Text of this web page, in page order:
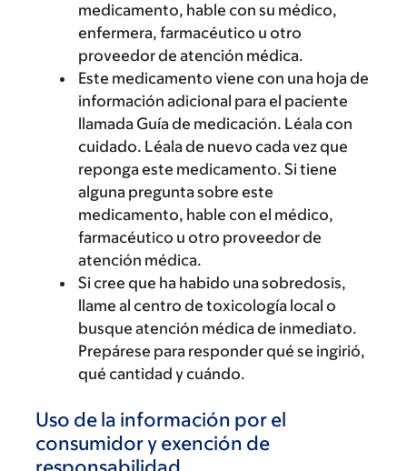
medicamento, hable con su médico,
enfermera, farmacéutico u otro
proveedor de atención médica.
Este medicamento viene con una hoja de
información adicional para el paciente
llamada Guía de medicación. Léala con
cuidado. Léala de nuevo cada vez que
reponga este medicamento. Si tiene
alguna pregunta sobre este
medicamento, hable con el médico,
farmacéutico u otro proveedor de
atención médica.
Si cree que ha habido una sobredosis,
llame al centro de toxicología local o
busque atención médica de inmediato.
Prepárese para responder qué se ingirió,
qué cantidad y cuándo.
Uso de la información por el
consumidor y exención de